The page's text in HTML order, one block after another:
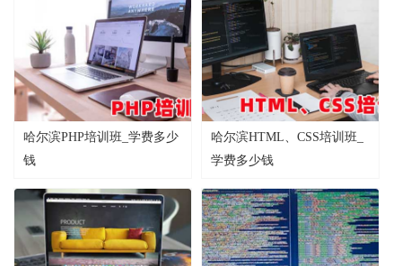
哈尔滨PHP培训班_学费多少
钱
哈尔滨HTML、CSS培训班_
学费多少钱